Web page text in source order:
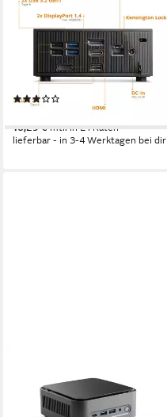
4000 GB M.2 SSD / 32 GB
RAM / Windo 11 Home PC
Intel N-Series Prozessor
8 GB DDR4 Arbeitsspeicher
500 GB Speicherkapazität
16,29 € mtl. in 24 Raten
lieferbar - in 3-4 Werktagen bei dir